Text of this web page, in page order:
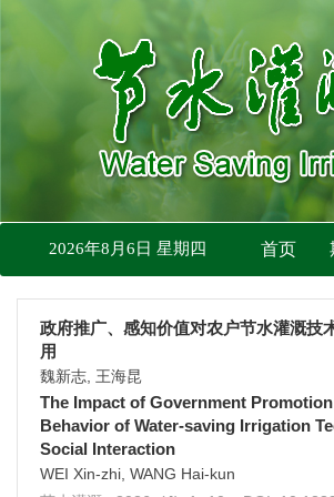
2026年8月6日 星期四 首页
政府推广、感知价值对农户节水灌溉
用
魏新志, 王海昆
The Impact of Government
Behavior of Water-saving Irrigation
Social Interaction
WEI Xin-zhi, WANG Hai-kun